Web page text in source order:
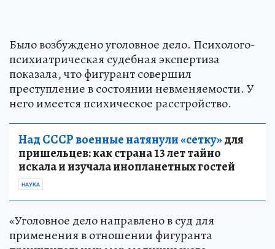
Было возбуждено уголовное дело. Психолого-
психиатрическая судебная экспертиза
показала, что фигурант совершил
преступление в состоянии невменяемости. У
него имеется психическое расстройство.
Над СССР военные натянули «сетку»для
пришельцев: как страна 13 лет тайно
искала и изучала инопланетных гостей
НАУКА
«Уголовное дело направлено в суд для
применения в отношении фигуранта